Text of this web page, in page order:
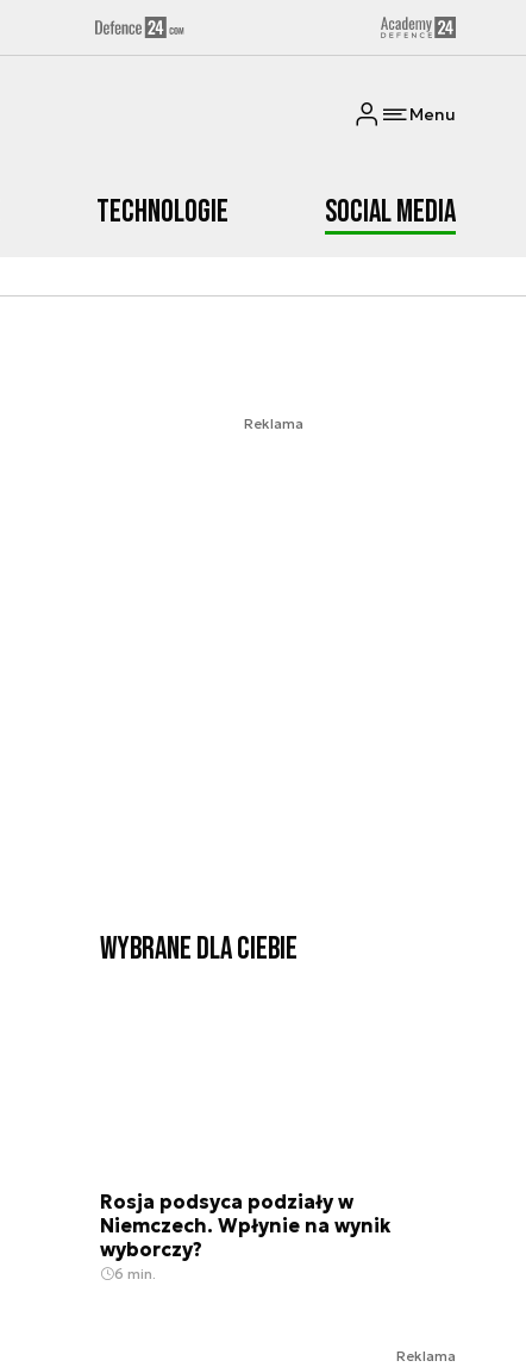
Menu
Technologie Social media
Reklama
Wybrane dla Ciebie
Rosja podsyca podziały w
Niemczech. Wpłynie na wynik
wyborczy?
6 min.
Reklama